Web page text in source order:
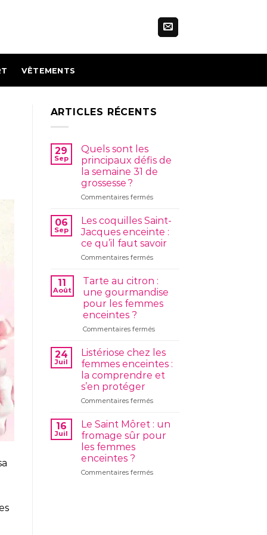
VÊTEMENTS
ARTICLES RÉCENTS
29
Sep
Quels sont les
principaux défis de
la semaine 31 de
grossesse ?
Commentaires ferméssur
sont
les
principaux
défis
de
semaine
31
de
grossesse ?
06
Sep
Les coquilles Saint-
Jacques enceinte :
ce qu’il faut savoir
Commentaires ferméssur
Saint-
Jacques
enceinte
ce
faut
savoir
11
Août
Tarte au citron :
une gourmandise
pour les femmes
enceintes ?
Commentaires ferméssur
au
citron :
une
gourmandise
24
Juil
Listériose chez les
femmes enceintes :
la comprendre et
s’en protéger
Commentaires ferméssur
les
femmes
la
16
Juil
Le Saint Môret : un
fromage sûr pour
les femmes
enceintes ?
Commentaires ferméssur